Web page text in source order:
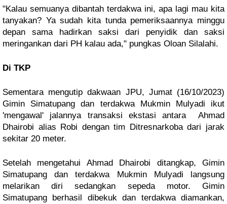
"Kalau semuanya dibantah terdakwa ini, apa lagi mau kita
tanyakan? Ya sudah kita tunda pemeriksaannya minggu
depan sama hadirkan saksi dari penyidik dan saksi
meringankan dari PH kalau ada," pungkas Oloan Silalahi.
Di TKP
Sementara mengutip dakwaan JPU, Jumat (16/10/2023)
Gimin Simatupang dan terdakwa Mukmin Mulyadi ikut
'mengawal' jalannya transaksi ekstasi antara Ahmad
Dhairobi alias Robi dengan tim Ditresnarkoba dari jarak
sekitar 20 meter.
Setelah mengetahui Ahmad Dhairobi ditangkap, Gimin
Simatupang dan terdakwa Mukmin Mulyadi langsung
melarikan diri sedangkan sepeda motor. Gimin
Simatupang berhasil dibekuk dan terdakwa diamankan,